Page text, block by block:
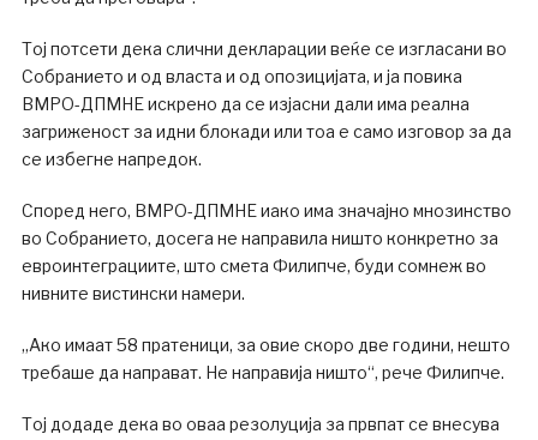
Тој потсети дека слични декларации веќе се изгласани во
Собранието и од власта и од опозицијата, и ја повика
ВМРО-ДПМНЕ искрено да се изјасни дали има реална
загриженост за идни блокади или тоа е само изговор за да
се избегне напредок.
Според него, ВМРО-ДПМНЕ иако има значајно мнозинство
во Собранието, досега не направила ништо конкретно за
евроинтеграциите, што смета Филипче, буди сомнеж во
нивните вистински намери.
„Ако имаат 58 пратеници, за овие скоро две години, нешто
требаше да направат. Не направија ништо“, рече Филипче.
Тој додаде дека во оваа резолуција за првпат се внесува